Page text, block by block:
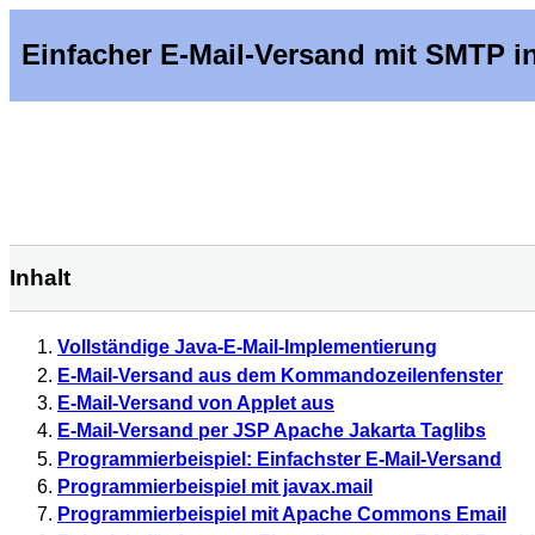
Einfacher E-Mail-Versand mit SMTP
Inhalt
Vollständige Java-E-Mail-Implementierung
E-Mail-Versand aus dem Kommandozeilenfenster
E-Mail-Versand von Applet aus
E-Mail-Versand per JSP Apache Jakarta Taglibs
Programmierbeispiel: Einfachster E-Mail-Versand
Programmierbeispiel mit javax.mail
Programmierbeispiel mit Apache Commons Email